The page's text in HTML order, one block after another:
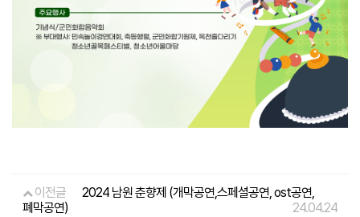
이전글
2024 남원 춘향제 (개막공연,스페셜공연, ost공연,
폐막공연)
24.04.24